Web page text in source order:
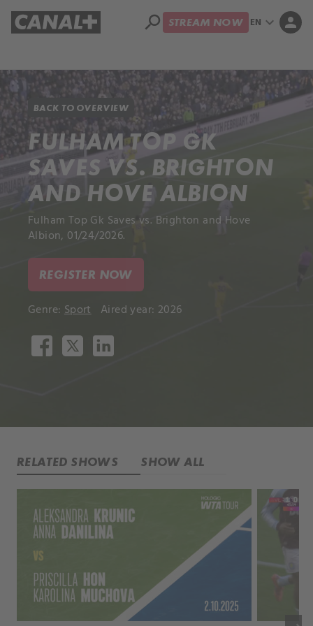
search STREAM NOW EN expand_more person
BACK TO OVERVIEW
FULHAM TOP GK
SAVES VS. BRIGHTON
AND HOVE ALBION
Fulham Top Gk Saves vs. Brighton and Hove
Albion, 01/24/2026.
REGISTER NOW
Genre: Sport Aired year: 2026
RELATED SHOWS SHOW ALL